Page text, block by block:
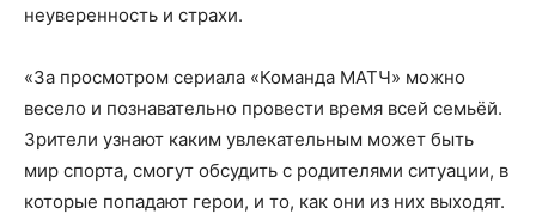
неуверенность и страхи.
«За просмотром сериала «Команда МАТЧ» можно
весело и познавательно провести время всей семьёй.
Зрители узнают каким увлекательным может быть
мир спорта, смогут обсудить с родителями ситуации, в
которые попадают герои, и то, как они из них выходят.